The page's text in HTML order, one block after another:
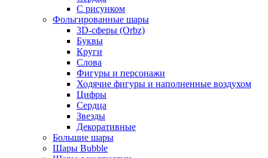
С рисунком
Фольгированные шары
3D-сферы (Orbz)
Буквы
Круги
Слова
Фигуры и персонажи
Ходячие фигуры и наполненные воздухом
Цифры
Сердца
Звезды
Декоративные
Большие шары
Шары Bubble